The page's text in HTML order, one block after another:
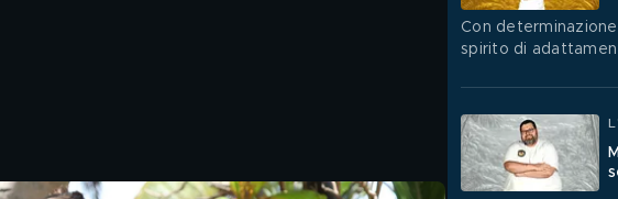
Con
spirito di
L’Isola dei Famosi.